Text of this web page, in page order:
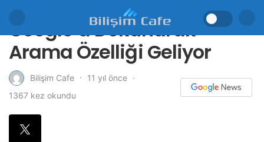
Google’a Dokunarak
Arama Özelliği Geliyor
Bilişim Cafe
11 yıl önce
1367 kez okundu